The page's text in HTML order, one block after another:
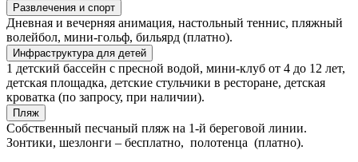
Развлечения и спорт
Дневная и вечерняя анимация, настольный теннис, пляжный
волейбол, мини-гольф, бильярд (платно).
Инфраструктура для детей
1 детский бассейн с пресной водой, мини-клуб от 4 до 12 лет,
детская площадка, детские стульчики в ресторане, детская
кроватка (по запросу, при наличии).
Пляж
Собственный песчаный пляж на 1-й береговой линии.
Зонтики, шезлонги – бесплатно, полотенца (платно).